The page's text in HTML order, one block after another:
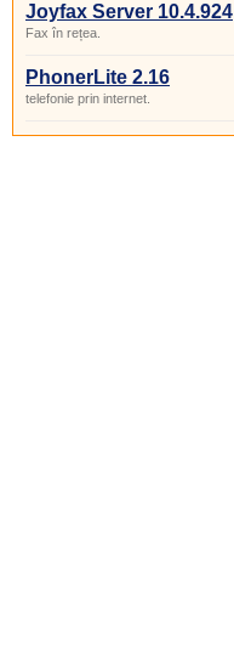
Joyfax Server 10.4.924
Fax în rețea.
PhonerLite 2.16
telefonie prin internet.